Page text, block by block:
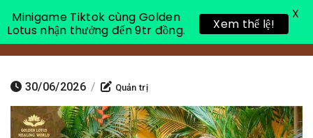
Toggle
30/06/2026 / Quản trị
Minigame Tiktok cùng Golden
Lotus nhận thưởng đến 9tr đồng.
Xem thể lệ!
X